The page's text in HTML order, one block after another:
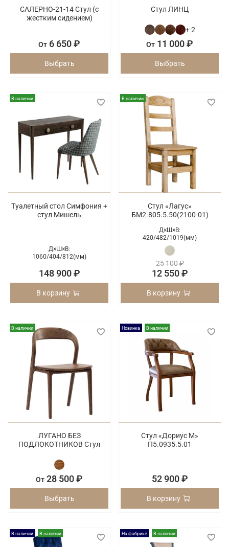
САЛЕРНО-21-14 Стул (с
жестким сидением)
От 6 650 ₽
Выбрать
Стул ЛИНЦ
+ 2
От 11 000 ₽
Выбрать
В наличии
Туалетный стол Симфония +
стул Мишель
Д×Ш×В:
1060/404/812(мм)
148 900 ₽
В корзину
В наличии
Стул «Лагус»
БМ2.805.5.50(2100-01)
Д×Ш×В:
420/482/1019(мм)
25 100 ₽
12 550 ₽
В корзину
В наличии
ЛУГАНО БЕЗ
ПОДЛОКОТНИКОВ Стул
От 28 500 ₽
Выбрать
Новинка В наличии
Стул «Дориус М»
П5.0935.5.01
52 900 ₽
В корзину
В наличии В наличии На фабрике В наличии